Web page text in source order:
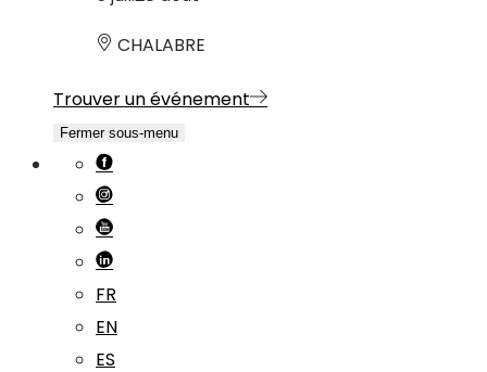
CHALABRE
Trouver un événement
Fermer sous-menu
FR
EN
ES